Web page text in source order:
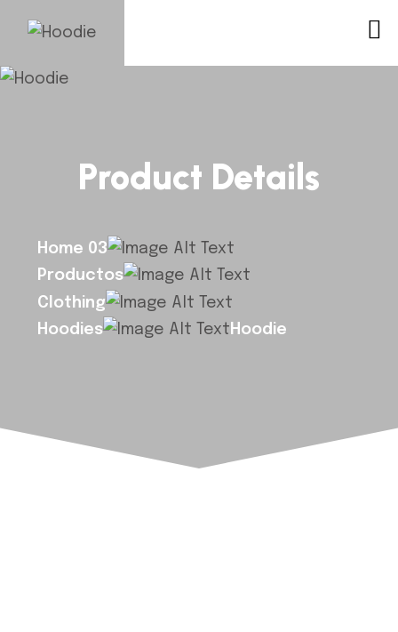
Product Details
Home 03
Productos
Clothing
Hoodies
Hoodie